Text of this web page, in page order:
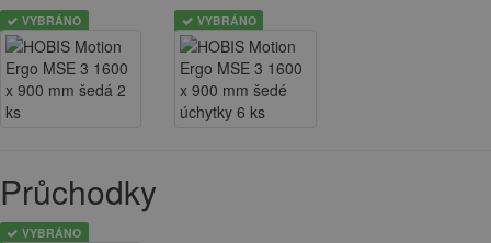
VYBRÁNO VYBRÁNO
Průchodky
VYBRÁNO